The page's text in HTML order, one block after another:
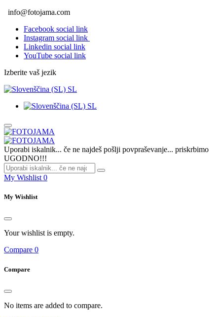
info@fotojama.com
Facebook social link
Instagram social link
Linkedin social link
YouTube social link
Izberite vaš jezik
SL
SL
Uporabi iskalnik... če ne najdeš pošlji povpraševanje... priskrbimo
UGODNO!!!
My Wishlist 0
My Wishlist
Your wishlist is empty.
Compare 0
Compare
No items are added to compare.